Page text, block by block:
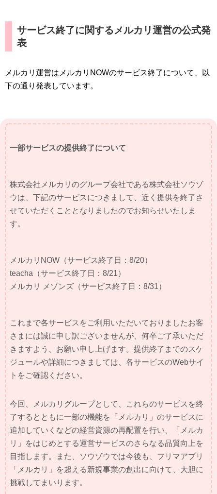
サービス終了に関するメルカリ運営の公式発
表
メルカリ運営はメルカリNOWのサービス終了について、以
下の通り発表しています。
一部サービスの提供終了について
株式会社メルカリのグループ会社である株式会社ソウゾ
ウは、下記のサービスにつきまして、近く提供を終了さ
せていただくこととなりましたのでお知らせいたしま
す。
メルカリNOW（サービス終了日：8/20）
teacha（サービス終了日：8/21）
メルカリ メゾンズ（サービス終了日：8/31）
これまで各サービスをご利用いただいておりましたお客
さまには誠に申し訳ございませんが、何卒ご了承いただ
きますよう、お願い申し上げます。提供終了までのスケ
ジュールや詳細につきましては、各サービスのWebサイ
トをご確認ください。
今回、メルカリグループとして、これらのサービスを終
了するとともに一部の機能を「メルカリ」のサービスに
追加していくなどの経営資源の再配置を行い、「メルカ
リ」をはじめとする運営サービスのさらなる品質向上を
目指します。また、ソウゾウでは今後も、フリマアプリ
「メルカリ」を超える新規事業の創出に向けて、大胆に
挑戦してまいります。